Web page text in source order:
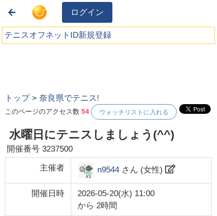
ログイン
テニスオフネットID新規登録
トップ >奈良県でテニス!
このページのアクセス数54 ウォッチリストに入れる
水曜日にテニスしましょう(^^)
開催番号3237500
主催者 n9544さん (女性)
開催日時
2026-05-20(水) 11:00
から 2時間